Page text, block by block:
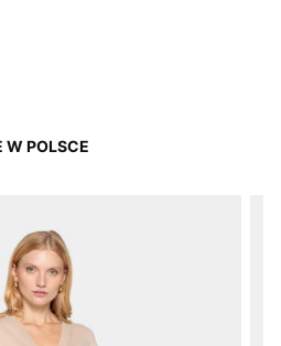
W POLSCE